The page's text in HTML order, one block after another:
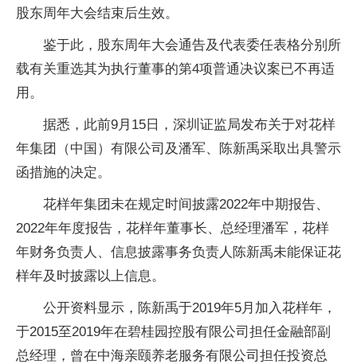
股东周年大会结束后生效。
鉴于此，股东周年大会通告及代表委任表格分别所
载有关重选其为执行董事的第4项普通决议案已不再适
用。
据悉，此前9月15日，深圳证监局发布关于对花样
年集团（中国）有限公司及潘军、陈新禹采取出具警示
函措施的决定。
花样年集团未在规定时间披露2022年中期报告、
2022年年度报告，花样年董事长、总经理潘军，花样
年财务负责人、信息披露事务负责人陈新禹未能保证花
样年及时披露以上信息。
公开资料显示，陈新禹于2019年5月加入花样年，
于2015至2019年在碧桂园控股有限公司担任金融部副
总经理，曾在中海亲颐养老服务有限公司担任投资总